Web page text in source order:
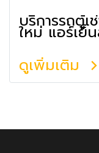
บริการรถตู้
ใหม่ แอร์เย็
ดูเพิ่มเติม